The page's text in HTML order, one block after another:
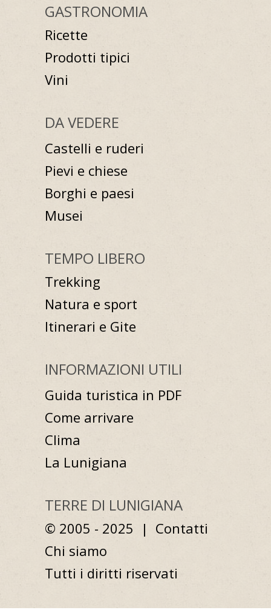
GASTRONOMIA
Ricette
Prodotti tipici
Vini
DA VEDERE
Castelli e ruderi
Pievi e chiese
Borghi e paesi
Musei
TEMPO LIBERO
Trekking
Natura e sport
Itinerari e Gite
INFORMAZIONI UTILI
Guida turistica in PDF
Come arrivare
Clima
La Lunigiana
TERRE DI LUNIGIANA
© 2005 - 2025 | Contatti
Chi siamo
Tutti i diritti riservati